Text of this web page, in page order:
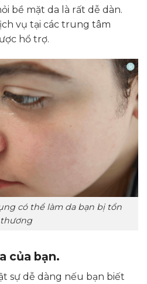
bề mặt da là rất dễ dàn.
vụ tại các trung tâm
hổ trợ.
có thể làm da bạn bị tổn
thương
của bạn.
sự dễ dàng nếu bạn biết